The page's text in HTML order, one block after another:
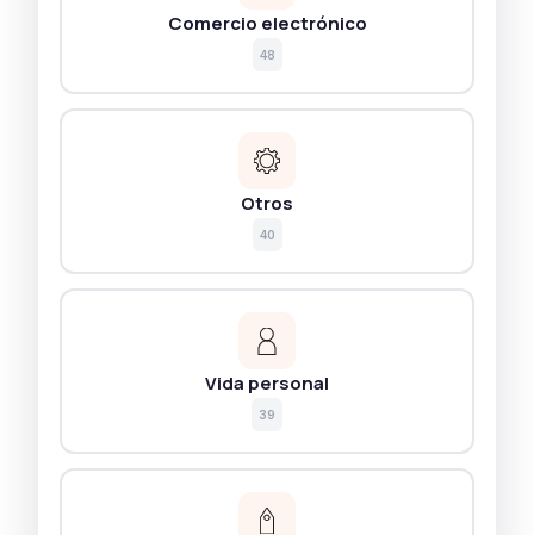
Comercio electrónico
48
Otros
40
Vida personal
39